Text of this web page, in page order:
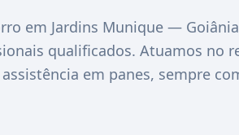
em Jardins Munique — Goiânia
qualificados. Atuamos no
em panes, sempre